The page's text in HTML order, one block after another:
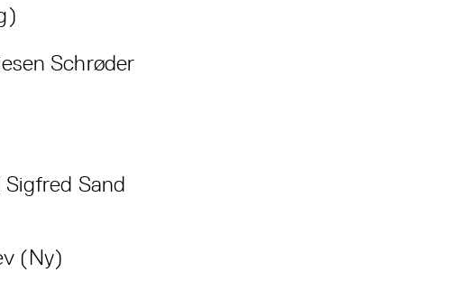
Schrøder
Sigfred Sand
(Ny)